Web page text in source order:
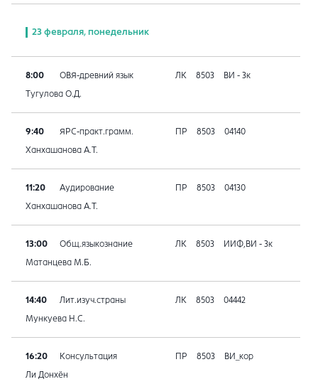
23 февраля, понедельник
8:00 ОВЯ-древний язык ЛК 8503 ВИ - 3к
Тугулова О.Д.
9:40 ЯРС-практ.грамм. ПР 8503 04140
Ханхашанова А.Т.
11:20 Аудирование ПР 8503 04130
Ханхашанова А.Т.
13:00 Общ.языкознание ЛК 8503 ИИФ,ВИ - 3к
Матанцева М.Б.
14:40 Лит.изуч.страны ЛК 8503 04442
Мункуева Н.С.
16:20 Консультация ПР 8503 ВИ_кор
Ли Донхён